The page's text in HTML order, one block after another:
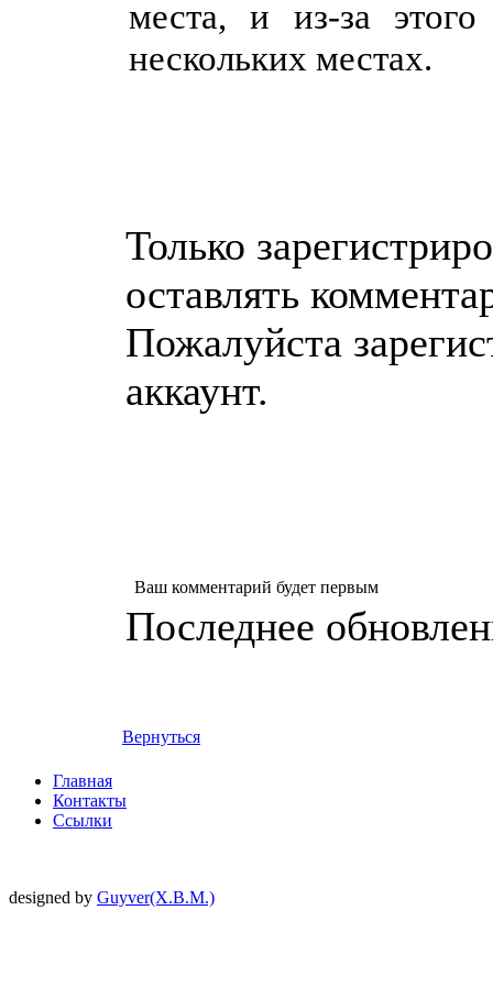
места, и из-за
нескольких местах.
Только
оставлять
Пожалуйста
аккаунт.
Ваш комментарий будет первым
Последнее
Вернуться
Главная
Контакты
Ссылки
designed by Guyver(X.B.M.)